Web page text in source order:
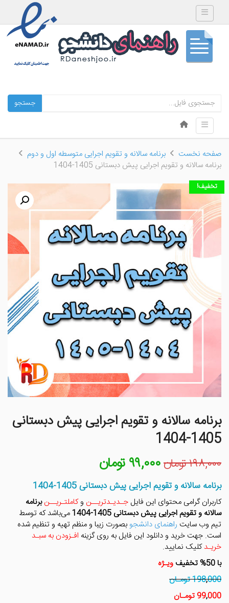
Toggle navigation
جستجو
Menu
Skip to content
Toggle navigation
صفحه نخست
برنامه سالانه و تقویم اجرایی متوسطه اول و دوم
برنامه سالانه و تقویم اجرایی پیش دبستانی 1405-1404
تخفیف!
برنامه سالانه و تقویم اجرایی پیش دبستانی
1405-1404
۱۹۸,۰۰۰تومانقیمت
اصلی
۱۹۸,۰۰۰ تومان
بود.
۹۹,۰۰۰تومان
۹۹,۰۰۰ تومان
است.
برنامه سالانه و تقویم اجرایی پیش دبستانی 1405-1404
کاربران گرامی محتوای این فایل جـدیـدتریــن وکاملتـریــن برنامه
سالانه و تقویم اجرایی پیش دبستانی 1405-1404
می‌باشد که توسط
تیم وب سایت راهنمای دانشجوبصورت زیبا و منظم تهیه و تنظیم شده
است. جهت خرید و دانلود این فایل به روی گزینه افـزودن به سبـد
خریـدکلیک نمایید.
با 50% تخفیف
ویـژه
198,000 تومـان
99,000 تومـان